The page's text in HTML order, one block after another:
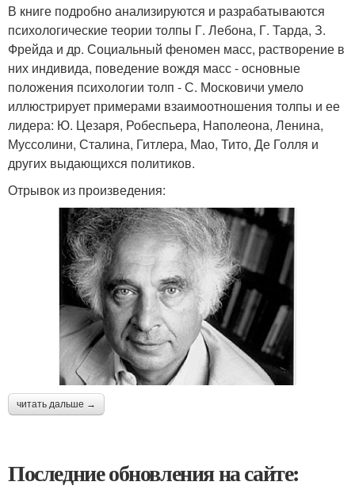
В книге подробно анализируются и разрабатываются
психологические теории толпы Г. Лебона, Г. Тарда, З.
Фрейда и др. Социальный феномен масс, растворение в
них индивида, поведение вождя масс - основные
положения психологии толп - С. Московичи умело
иллюстрирует примерами взаимоотношения толпы и ее
лидера: Ю. Цезаря, Робеспьера, Наполеона, Ленина,
Муссолини, Сталина, Гитлера, Мао, Тито, Де Голля и
других выдающихся политиков.
Отрывок из произведения:
читать дальше →
Последние обновления на сайте: